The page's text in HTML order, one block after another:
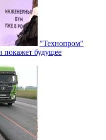
"Технопром"
покажет будущее